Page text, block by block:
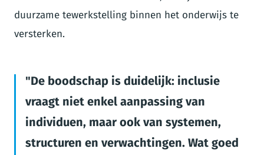
duurzame tewerkstelling binnen het onderwijs te
versterken.
De boodschap is duidelijk: inclusie
vraagt niet enkel aanpassing van
individuen, maar ook van systemen,
structuren en verwachtingen. Wat goed